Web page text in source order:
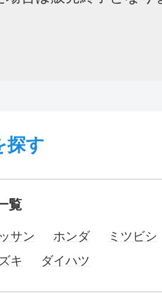
探す
覧
サン ホンダ
ミツビシ
キ ダイハツ